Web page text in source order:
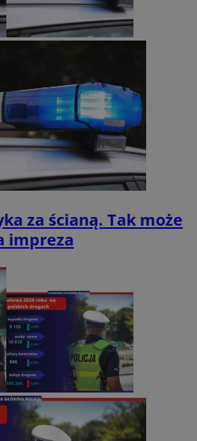
za ścianą. Tak może
impreza